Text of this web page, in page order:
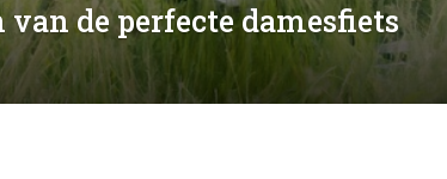
de perfecte damesfiets